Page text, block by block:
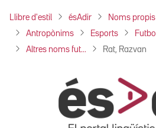
Llibre d'estil ésAdir Noms propis
Antropònims Esports Futbol
Altres noms fut... Rat, Razvan